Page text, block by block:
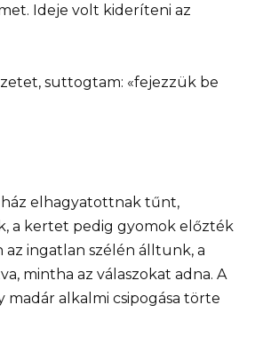
Ideje volt kideríteni az
suttogtam: «fejezzük be
elhagyatottnak tűnt,
a kertet pedig gyomok előzték
az ingatlan szélén álltunk, a
mintha az válaszokat adna. A
madár alkalmi csipogása törte